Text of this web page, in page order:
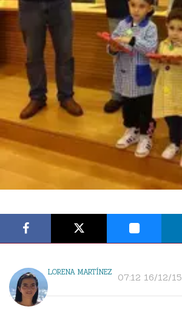
LORENA MARTÍNEZ 07:12 16/12/15